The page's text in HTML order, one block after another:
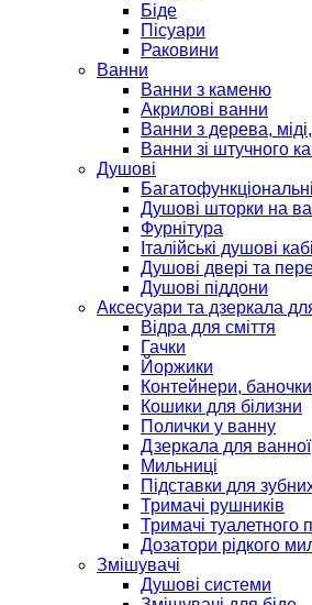
Біде
Пісуари
Раковини
Ванни
Ванни з каменю
Акрилові ванни
Ванни з дерева,
Ванни зі штучного
Душові
Багатофункціональні
Душові шторки на
Фурнітура
Італійські душові
Душові двері та
Душові піддони
Аксесуари та дзеркала
Відра для сміття
Гачки
Йоржики
Контейнери, баночки
Кошики для білизни
Полички у ванну
Дзеркала для ванної
Мильниці
Підставки для
Тримачі рушників
Тримачі туалетного
Дозатори рідкого
Змішувачі
Душові системи